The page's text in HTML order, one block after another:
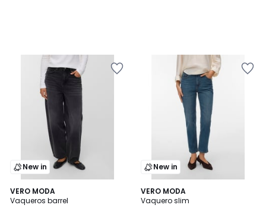
New in
VERO MODA
Vaqueros barrel
New in
VERO MODA
Vaquero slim